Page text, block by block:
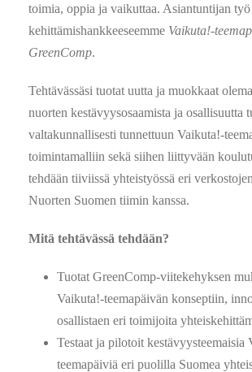
toimia, oppia ja vaikuttaa. Asiantuntijan
kehittämishankkeeseemme Vaikuta!-
GreenComp.
Tehtävässäsi tuotat uutta ja muokkaat
nuorten kestävyysosaamista ja osallisuutta
valtakunnallisesti tunnettuun Vaikuta!-
toimintamalliin sekä siihen liittyvään
tehdään tiiviissä yhteistyössä eri
Nuorten Suomen tiimin kanssa.
Mitä tehtävässä tehdään?
Tuotat GreenComp-viitekehyksen
Vaikuta!-teemapäivän konseptiin,
osallistaen eri toimijoita
Testaat ja pilotoit kestävyysteemaisia
teemapäiviä eri puolilla Suomea